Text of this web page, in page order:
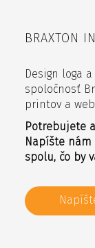
BRAXTON
Design loga
spoločnosť
printov a
Potrebujete
Napíšte
spolu, čo by